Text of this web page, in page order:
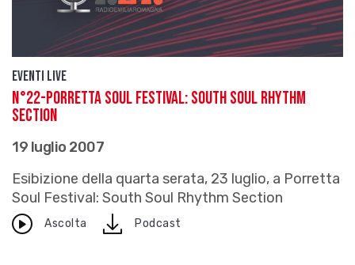
Eventi live
N°22-PORRETTA SOUL FESTIVAL: South Soul Rhythm
Section
19 luglio 2007
Esibizione della quarta serata, 23 luglio, a Porretta
Soul Festival: South Soul Rhythm Section
Ascolta downloadPodcast